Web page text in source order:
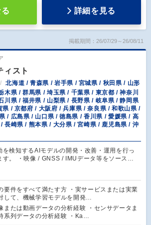
詳細を見る
掲載期間：26/07/29～26/08/11
ィスト
北海道 / 青森県 / 岩手県 / 宮城県 / 秋田県 / 山形
木県 / 群馬県 / 埼玉県 / 千葉県 / 東京都 / 神奈川
川県 / 福井県 / 山梨県 / 長野県 / 岐阜県 / 静岡県
県 / 京都府 / 大阪府 / 兵庫県 / 奈良県 / 和歌山県 /
/ 広島県 / 山口県 / 徳島県 / 香川県 / 愛媛県 / 高
長崎県 / 熊本県 / 大分県 / 宮崎県 / 鹿児島県 / 沖
を検知するAIモデルの開発・改善・運用を行っ
す。 ・映像 / GNSS / IMUデータ等をソース…
要件をすべて満たす方 ・実サービスまたは実業
して、機械学習モデルを開発…
または動画データの分析経験 ・センサデータま
系列データの分析経験 ・Ka…